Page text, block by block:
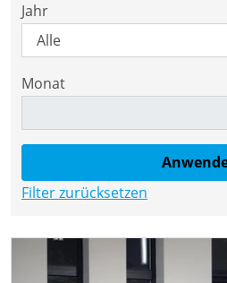
Jahr
Monat
Filter zurücksetzen